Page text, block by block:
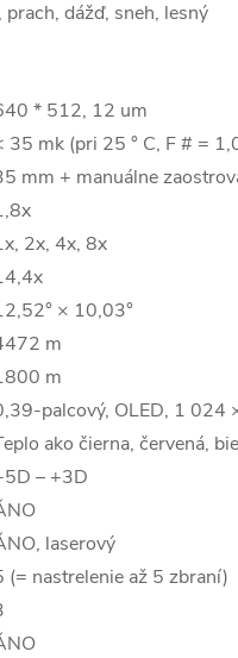
dážď, sneh, lesný
* 512, 12 um
35 mk (pri 25 ° C, F # =
mm + manuálne
2x, 4x, 8x
× 10,03°
m
m
palcový, OLED, 1 024
ako čierna, červená,
– +3D
laserový
(= nastrelenie až 5 zbraní)